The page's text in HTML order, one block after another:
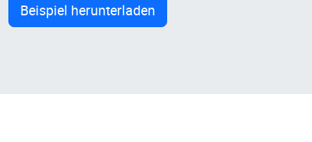
Beispiel herunterladen